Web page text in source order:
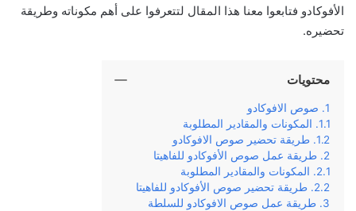
الأفوكادو فتابعوا معنا هذا المقال لتتعرفوا على أهم مكوناته وطريقة
تحضيره.
محتويات
صوص الافوكادو
المكونات والمقادير المطلوبة
طريقة تحضير صوص الافوكادو
طريقة عمل صوص الأفوكادو للفاهيتا
المكونات والمقادير المطلوبة
طريقة تحضير صوص الأفوكادو للفاهيتا
طريقة عمل صوص الافوكادو للسلطة